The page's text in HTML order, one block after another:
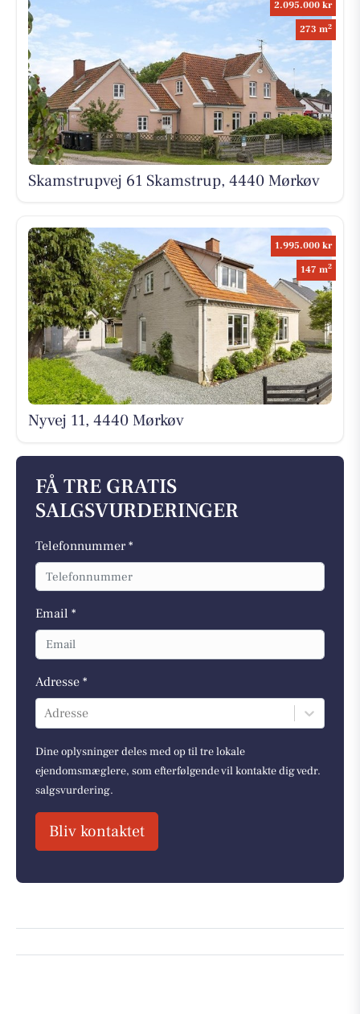
2.095.000 kr
273 m2
Skamstrupvej 61 Skamstrup, 4440 Mørkøv
1.995.000 kr
147 m2
Nyvej 11, 4440 Mørkøv
FÅ TRE GRATIS
SALGSVURDERINGER
Telefonnummer *
Email *
Adresse *
Adresse
Dine oplysninger deles med op til tre lokale
ejendomsmæglere, som efterfølgende vil kontakte dig vedr.
salgsvurdering.
Bliv kontaktet